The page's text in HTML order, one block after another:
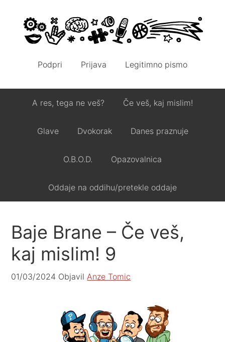
Podpri Prijava Legitimno pismo
A res, tega ne veš? Če veš, kaj mislim!
Glave Dvokorak Danes praznuje
O.B.O.D. Opazovalnica
Oddaje na oddihu/pretekle oddaje
Baje Brane – Če veš,
kaj mislim! 9
01/03/2024 ObjavilAnze Tomic